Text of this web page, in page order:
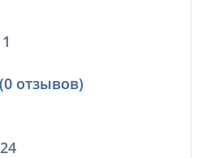
(0 отзывов)